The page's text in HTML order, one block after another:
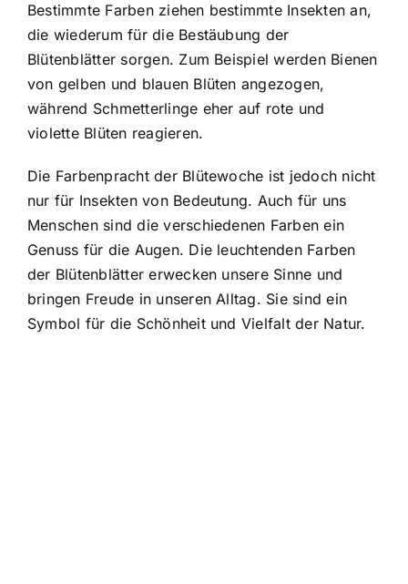
Bestimmte Farben ziehen bestimmte Insekten an,
die wiederum für die Bestäubung der
Blütenblätter sorgen. Zum Beispiel werden Bienen
von gelben und blauen Blüten angezogen,
während Schmetterlinge eher auf rote und
violette Blüten reagieren.
Die Farbenpracht der Blütewoche ist jedoch nicht
nur für Insekten von Bedeutung. Auch für uns
Menschen sind die verschiedenen Farben ein
Genuss für die Augen. Die leuchtenden Farben
der Blütenblätter erwecken unsere Sinne und
bringen Freude in unseren Alltag. Sie sind ein
Symbol für die Schönheit und Vielfalt der Natur.